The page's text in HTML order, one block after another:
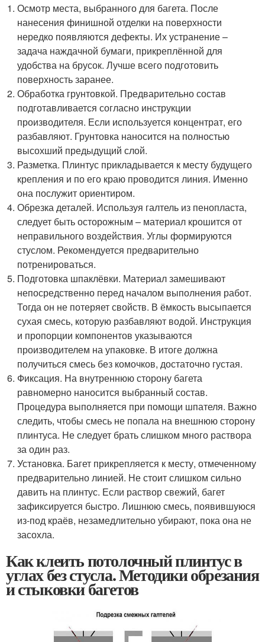
Осмотр места, выбранного для багета. После
нанесения финишной отделки на поверхности
нередко появляются дефекты. Их устранение –
задача наждачной бумаги, прикреплённой для
удобства на брусок. Лучше всего подготовить
поверхность заранее.
Обработка грунтовкой. Предварительно состав
подготавливается согласно инструкции
производителя. Если используется концентрат, его
разбавляют. Грунтовка наносится на полностью
высохший предыдущий слой.
Разметка. Плинтус прикладывается к месту будущего
крепления и по его краю проводится линия. Именно
она послужит ориентиром.
Обрезка деталей. Используя галтель из пенопласта,
следует быть осторожным – материал крошится от
неправильного воздействия. Углы формируются
стуслом. Рекомендуется предварительно
потренироваться.
Подготовка шпаклёвки. Материал замешивают
непосредственно перед началом выполнения работ.
Тогда он не потеряет свойств. В ёмкость высыпается
сухая смесь, которую разбавляют водой. Инструкция
и пропорции компонентов указываются
производителем на упаковке. В итоге должна
получиться смесь без комочков, достаточно густая.
Фиксация. На внутреннюю сторону багета
равномерно наносится выбранный состав.
Процедура выполняется при помощи шпателя. Важно
следить, чтобы смесь не попала на внешнюю сторону
плинтуса. Не следует брать слишком много раствора
за один раз.
Установка. Багет прикрепляется к месту, отмеченному
предварительно линией. Не стоит слишком сильно
давить на плинтус. Если раствор свежий, багет
зафиксируется быстро. Лишнюю смесь, появившуюся
из-под краёв, незамедлительно убирают, пока она не
засохла.
Как клеить потолочный плинтус в
углах без стусла. Методики обрезания
и стыковки багетов